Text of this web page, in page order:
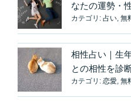
なたの運勢・
カテゴリ: 占い, 無
相性占い｜生
との相性を診
カテゴリ: 恋愛, 無